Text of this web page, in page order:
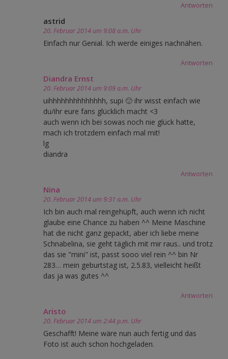
Antworten
astrid
20. Februar 2014 um 9:08 a.m. Uhr
Einfach nur Genial. Ich werde einiges nachnähen.
Antworten
Diandra Ernst
20. Februar 2014 um 9:09 a.m. Uhr
uihhhhhhhhhhhhhh, supi 🙂 ihr wisst einfach wie
du/ihr eure fans glücklich macht <3
auch wenn ich bei sowas noch nie glück hatte,
mach ich trotzdem einfach mal mit!
lg
diandra
Antworten
Nina
20. Februar 2014 um 9:31 a.m. Uhr
Ich bin auch mal reingehüpft, auch wenn ich nicht
glaube eine Chance zu haben ^^ Meine Maschine
hat die nicht ganz gepackt, aber ich liebe meine
Schnabelina, sie geht täglich mit mir raus.. und trotz
das sie "mini" ist, passt sooo viel rein ^^ bin Nr
283… mein geburtstag ist, 2.5.83, vielleicht heißt
das ja was gutes ^^
Antworten
Aristo
20. Februar 2014 um 2:44 p.m. Uhr
Geschafft! Meine wäre nun auch fertig und das
Foto ist auch schon hochgeladen.